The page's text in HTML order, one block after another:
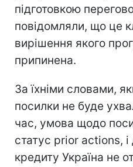
підготовкою
повідомляли, що це
вирішення якого
припинена.
За їхніми словами,
посилки не буде
час, умова щодо
статус prior actions,
кредиту Україна не